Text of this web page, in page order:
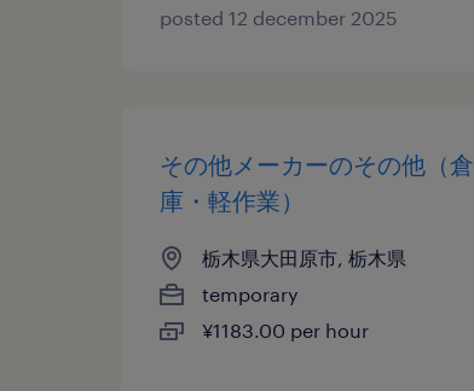
posted 12 december 2025
その他メーカーのその他（倉
庫・軽作業）
栃木県大田原市, 栃木県
temporary
¥1183.00 per hour